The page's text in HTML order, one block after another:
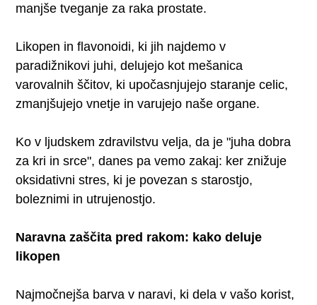
manjše tveganje za raka prostate.
Likopen in flavonoidi, ki jih najdemo v
paradižnikovi juhi, delujejo kot mešanica
varovalnih ščitov, ki upočasnjujejo staranje celic,
zmanjšujejo vnetje in varujejo naše organe.
Ko v ljudskem zdravilstvu velja, da je "juha dobra
za kri in srce", danes pa vemo zakaj: ker znižuje
oksidativni stres, ki je povezan s starostjo,
boleznimi in utrujenostjo.
Naravna zaščita pred rakom: kako deluje
likopen
Najmočnejša barva v naravi, ki dela v vašo korist,